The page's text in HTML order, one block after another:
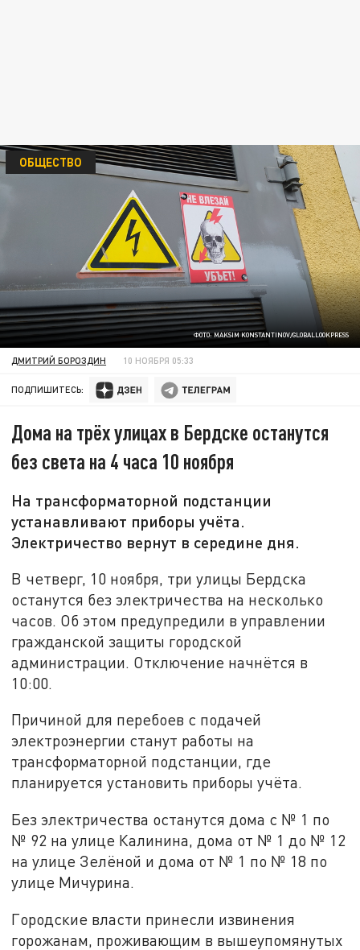
ФОТО: MAKSIM KONSTANTINOV/GLOBALLOOKPRESS
ОБЩЕСТВО
ДМИТРИЙ БОРОЗДИН 10 НОЯБРЯ 05:33
ПОДПИШИТЕСЬ:
Дома на трёх улицах в Бердске останутся
без света на 4 часа 10 ноября
На трансформаторной подстанции
устанавливают приборы учёта.
Электричество вернут в середине дня.
В четверг, 10 ноября, три улицы Бердска
останутся без электричества на несколько
часов. Об этом предупредили в управлении
гражданской защиты городской
администрации. Отключение начнётся в
10:00.
Причиной для перебоев с подачей
электроэнергии станут работы на
трансформаторной подстанции, где
планируется установить приборы учёта.
Без электричества останутся дома с № 1 по
№ 92 на улице Калинина, дома от № 1 до № 12
на улице Зелёной и дома от № 1 по № 18 по
улице Мичурина.
Городские власти принесли извинения
горожанам, проживающим в вышеупомянутых